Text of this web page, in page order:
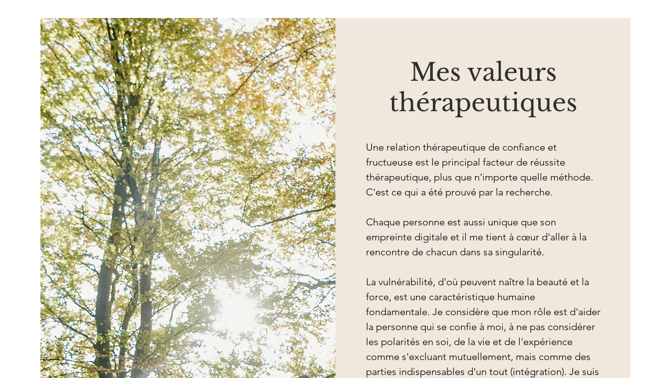
Mes valeurs
thérapeutiques
Une relation thérapeutique de confiance et
fructueuse est le principal facteur de réussite
thérapeutique, plus que n'importe quelle méthode.
C'est ce qui a été prouvé par la recherche.
Chaque personne est aussi unique que son
empreinte digitale et il me tient à cœur d'aller à la
rencontre de chacun dans sa singularité.
La vulnérabilité, d'où peuvent naître la beauté et la
force, est une caractéristique humaine
fondamentale. Je considère que mon rôle est d'aider
la personne qui se confie à moi, à ne pas considérer
les polarités en soi, de la vie et de l'expérience
comme s'excluant mutuellement, mais comme des
parties indispensables d'un tout (intégration). Je suis